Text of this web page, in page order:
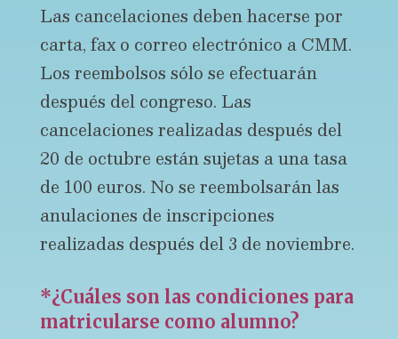
Las cancelaciones deben hacerse por
carta, fax o correo electrónico a CMM.
Los reembolsos sólo se efectuarán
después del congreso. Las
cancelaciones realizadas después del
20 de octubre están sujetas a una tasa
de 100 euros. No se reembolsarán las
anulaciones de inscripciones
realizadas después del 3 de noviembre.
*¿Cuáles son las condiciones para
matricularse como alumno?